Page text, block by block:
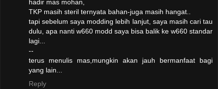
hadir mas mohan,
TKP masih steril ternyata bahan-juga masih hangat..
tapi sebelum saya modding lebih lanjut, saya masih cari tau
dulu, apa nanti w660 modd saya bisa balik ke w660 standar
lagi...
--
terus menulis mas,mungkin akan jauh bermanfaat bagi
yang lain...
Reply